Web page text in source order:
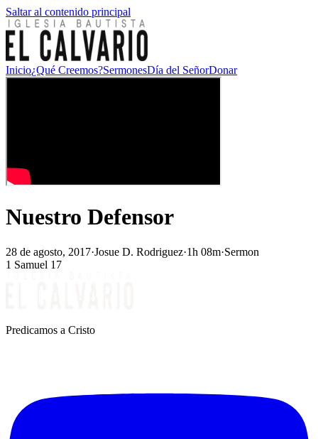
Saltar al contenido principal
Inicio¿Qué Creemos?SermonesDía del SeñorDonar
Nuestro Defensor
28 de agosto, 2017·Josue D. Rodriguez·1h 08m·Sermon
1 Samuel 17
Predicamos a Cristo